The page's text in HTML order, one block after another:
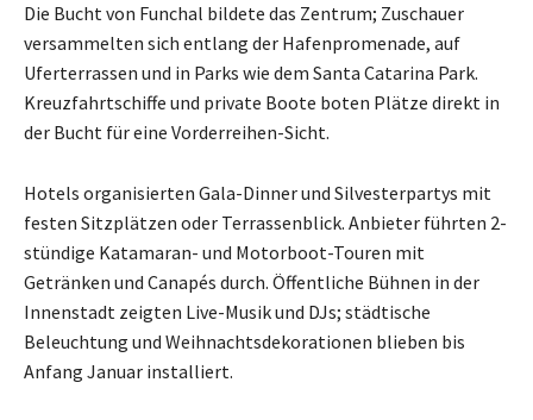
Die Bucht von Funchal bildete das Zentrum; Zuschauer
versammelten sich entlang der Hafenpromenade, auf
Uferterrassen und in Parks wie dem Santa Catarina Park.
Kreuzfahrtschiffe und private Boote boten Plätze direkt in
der Bucht für eine Vorderreihen-Sicht.
Hotels organisierten Gala-Dinner und Silvesterpartys mit
festen Sitzplätzen oder Terrassenblick. Anbieter führten 2-
stündige Katamaran- und Motorboot-Touren mit
Getränken und Canapés durch. Öffentliche Bühnen in der
Innenstadt zeigten Live-Musik und DJs; städtische
Beleuchtung und Weihnachtsdekorationen blieben bis
Anfang Januar installiert.